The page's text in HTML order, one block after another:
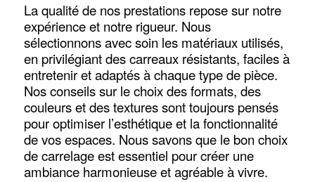
La qualité de nos prestations repose sur notre
expérience et notre rigueur. Nous
sélectionnons avec soin les matériaux utilisés,
en privilégiant des carreaux résistants, faciles à
entretenir et adaptés à chaque type de pièce.
Nos conseils sur le choix des formats, des
couleurs et des textures sont toujours pensés
pour optimiser l’esthétique et la fonctionnalité
de vos espaces. Nous savons que le bon choix
de carrelage est essentiel pour créer une
ambiance harmonieuse et agréable à vivre.